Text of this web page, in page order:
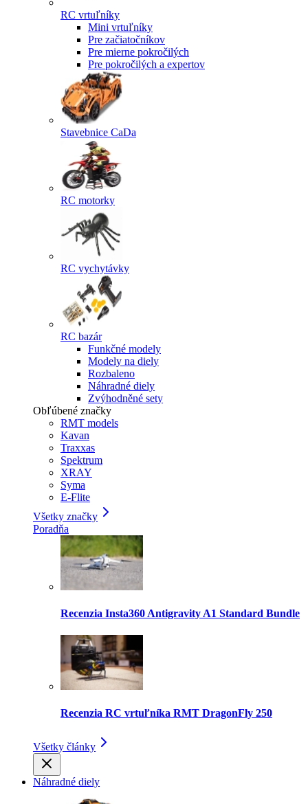
RC vrtuľníky
Mini vrtuľníky
Pre začiatočníkov
Pre mierne pokročilých
Pre pokročilých a expertov
Stavebnice CaDa
RC motorky
RC vychytávky
RC bazár
Funkčné modely
Modely na diely
Rozbaleno
Náhradné diely
Zvýhodněné sety
Obľúbené značky
RMT models
Kavan
Traxxas
Spektrum
XRAY
Syma
E-Flite
Všetky značky
Poradňa
Recenzia Insta360 Antigravity A1 Standard Bundle
Recenzia RC vrtuľníka RMT DragonFly 250
Všetky články
Náhradné diely